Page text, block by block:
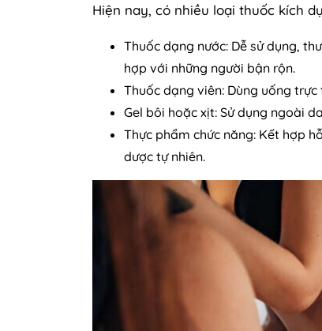
Hiện nay, có nhiều loại thuốc kích
Thuốc dạng nước: Dễ sử dụng,
hợp với những người bận rộn.
Thuốc dạng viên: Dùng uống
Gel bôi hoặc xịt: Sử dụng ngoài
Thực phẩm chức năng: Kết hợp
dược tự nhiên.